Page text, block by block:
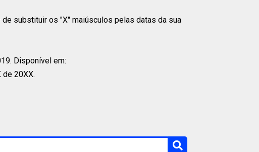
substituir os "X" maiúsculos pelas datas da sua
Disponível em:
20XX.